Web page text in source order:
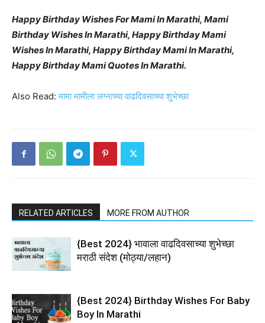
Happy Birthday Wishes For Mami In Marathi, Mami
Birthday Wishes In Marathi, Happy Birthday Mami
Wishes In Marathi, Happy Birthday Mami In Marathi,
Happy Birthday Mami Quotes In Marathi.
Also Read:मामा मामीला लग्नाच्या वाढदिवसाच्या शुभेच्छा
RELATED ARTICLES MORE FROM AUTHOR
{Best 2024} भावाला वाढदिवसाच्या शुभेच्छा
मराठी संदेश (मोठ्या/लहान)
{Best 2024} Birthday Wishes For Baby
Boy In Marathi